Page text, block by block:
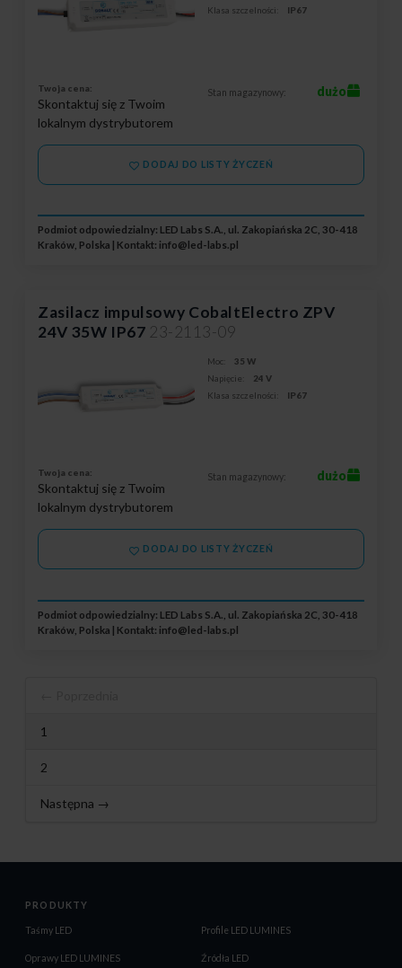
Klasa szczelności:
IP67
Twoja cena:
Skontaktuj się z Twoim
lokalnym dystrybutorem
Stan magazynowy: dużo
DODAJ DO LISTY ŻYCZEŃ
Podmiot odpowiedzialny: LED Labs S.A., ul. Zakopiańska 2C, 30-418
Kraków, Polska | Kontakt: info@led-labs.pl
Zasilacz impulsowy CobaltElectro ZPV
24V 35W IP67 23-2113-09
Moc:
35 W
Napięcie:
24 V
Klasa szczelności:
IP67
Twoja cena:
Skontaktuj się z Twoim
lokalnym dystrybutorem
Stan magazynowy: dużo
DODAJ DO LISTY ŻYCZEŃ
Podmiot odpowiedzialny: LED Labs S.A., ul. Zakopiańska 2C, 30-418
Kraków, Polska | Kontakt: info@led-labs.pl
1
2
Następna →
PRODUKTY
Taśmy LED Profile LED LUMINES
Oprawy LED LUMINES Źródła LED